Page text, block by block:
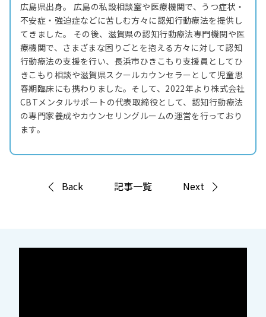
広島県出身。 広島の私設相談室や医療機関で、うつ症状・
不安症・強迫症などに苦しむ方々に認知行動療法を提供し
てきました。 その後、滋賀県の認知行動療法専門機関や医
療機関で、さまざまな困りごとを抱える方々に対して認知
行動療法の支援を行い、長浜市ひきこもり支援員としてひ
きこもり相談や滋賀県スクールカウンセラーとして児童思
春期臨床にも携わりました。そして、2022年より株式会社
CBTメンタルサポートの代表取締役として、認知行動療法
の専門家養成やカウンセリングルームの運営を行っており
ます。
Back 記事一覧 Next